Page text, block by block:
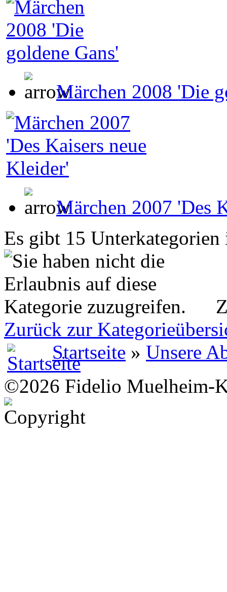
Märchen 2008 'Die
Märchen 2007 'Des
Es gibt 15
Zurück zur
Startseite » Unsere
©2026 Fidelio Muelheim-